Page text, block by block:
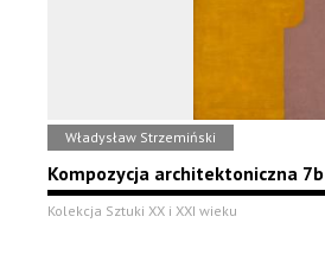
Władysław Strzemiński
Kompozycja architektoniczna 7b
Kolekcja Sztuki XX i XXI wieku